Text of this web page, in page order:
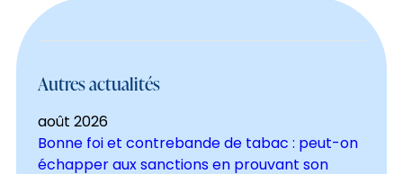
Autres actualités
août 2026
Bonne foi et contrebande de tabac : peut-on
échapper aux sanctions en prouvant son